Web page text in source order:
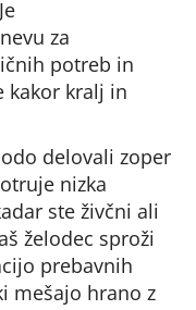
za
potreb in
kakor kralj in
delovali zoper
nizka
ste živčni ali
želodec sproži
prebavnih
mešajo hrano z